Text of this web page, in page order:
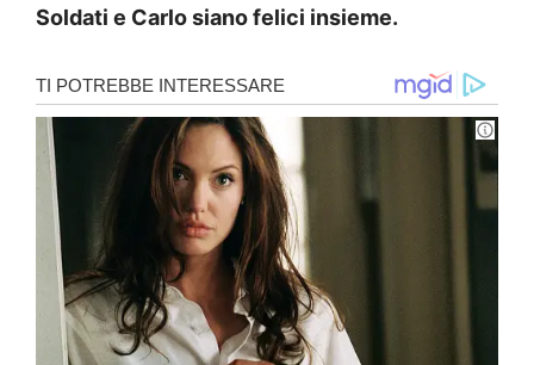
Soldati e Carlo siano felici insieme.